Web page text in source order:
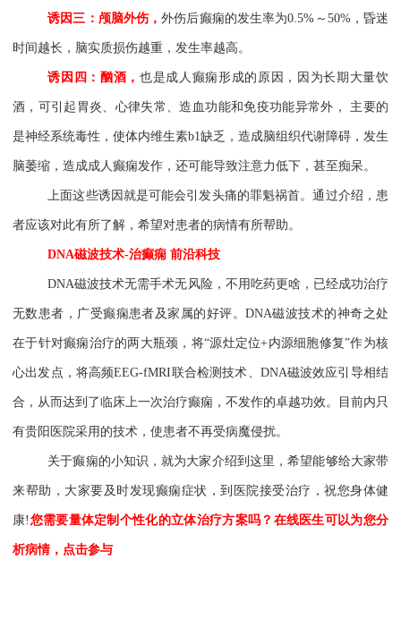
诱因三：颅脑外伤，外伤后癫痫的发生率为0.5% ～ 50%，昏迷
时间越长，脑实质损伤越重，发生率越高。
诱因四：酗酒， 也是成人癫痫形成的原因，因为长期大量饮
酒，可引起胃炎、心律失常、造血功能和免疫功能异常外， 主要的
是神经系统毒性，使体内维生素b1缺乏，造成脑组织代谢障碍，发生
脑萎缩，造成成人癫痫发作，还可能导致注意力低下，甚至痴呆。
上面这些诱因就是可能会引发头痛的罪魁祸首。通过介绍，患
者应该对此有所了解，希望对患者的病情有所帮助。
DNA磁波技术-治癫痫 前沿科技
DNA磁波技术无需手术无风险，不用吃药更啥，已经成功治疗
无数患者，广受癫痫患者及家属的好评。DNA磁波技术的神奇之处
在于针对癫痫治疗的两大瓶颈，将“源灶定位+内源细胞修复”作为核
心出发点，将高频EEG-fMRI联合检测技术、DNA磁波效应引导相结
合，从而达到了临床上一次治疗癫痫，不发作的卓越功效。 目前内只
有贵阳医院采用的技术，使患者不再受病魔侵扰。
关于癫痫的小知识，就为大家介绍到这里，希望能够给大家带
来帮助，大家要及时发现癫痫症状，到医院接受治疗，祝您身体健
康! 您需要量体定制个性化的立体治疗方案吗？在线医生可以为您分
析病情，点击参与